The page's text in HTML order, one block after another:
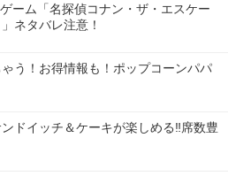
ーム「名探偵コナン・ザ・エスケー
ネタバレ注意！
う！お得情報も！ポップコーンパパ
ドイッチ＆ケーキが楽しめる‼席数豊